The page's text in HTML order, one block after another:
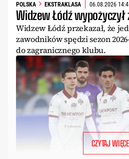
POLSKA EKSTRAKLASA 06.08.2026
Widzew Łódź
Widzew Łódź przekazał, że
zawodników spędzi sezon
do zagranicznego klubu.
CZYTAJ